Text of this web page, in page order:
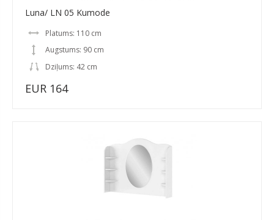
Luna/ LN 05 Kumode
Platums: 110 cm
Augstums: 90 cm
Dziļums: 42 cm
EUR 164